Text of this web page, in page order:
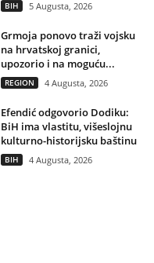
BIH 5 Augusta, 2026
Grmoja ponovo traži vojsku
na hrvatskoj granici,
upozorio i na moguću...
REGION 4 Augusta, 2026
Efendić odgovorio Dodiku:
BiH ima vlastitu, višeslojnu
kulturno-historijsku baštinu
BIH 4 Augusta, 2026